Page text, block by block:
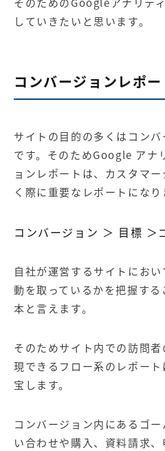
していきたいと思います。
コンバージョンレポ
サイトの目的の多くはコン
です。そのためGoogle アナ
ョンレポートは、カスタマ
く際に重要なレポートになり
コンバージョン ＞ 目標 ＞
自社が運営するサイトにお
動を取っているかを把握す
本と言えます。
そのためサイト内での訪問
現できるフロー系のレポー
宝します。
コンバージョン内にあるゴ
い合わせや購入、資料請求